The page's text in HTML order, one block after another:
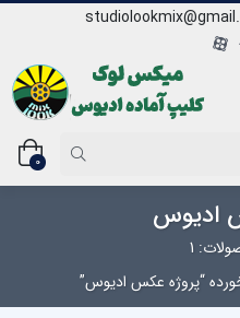
0
ادیوس
1
“پروژه عکس ادیوس”